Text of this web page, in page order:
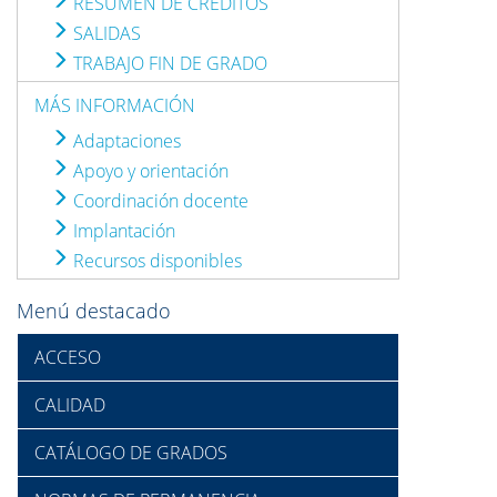
SALIDAS
TRABAJO FIN DE GRADO
MÁS INFORMACIÓN
Adaptaciones
Apoyo y orientación
Coordinación docente
Implantación
Recursos disponibles
Menú destacado
ACCESO
CALIDAD
CATÁLOGO DE GRADOS